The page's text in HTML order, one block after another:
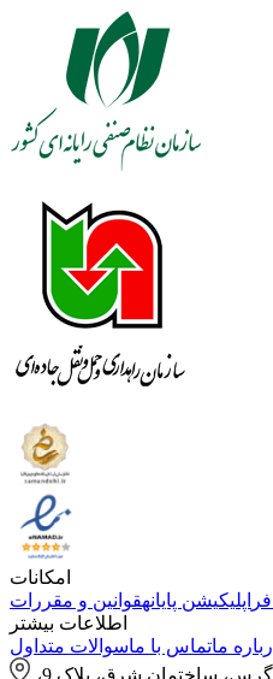
امکانات
اپلیکیشن پایانهقوانین و مقررات
اطلاعات بیشتر
ماتماس با ماسوالات متداول